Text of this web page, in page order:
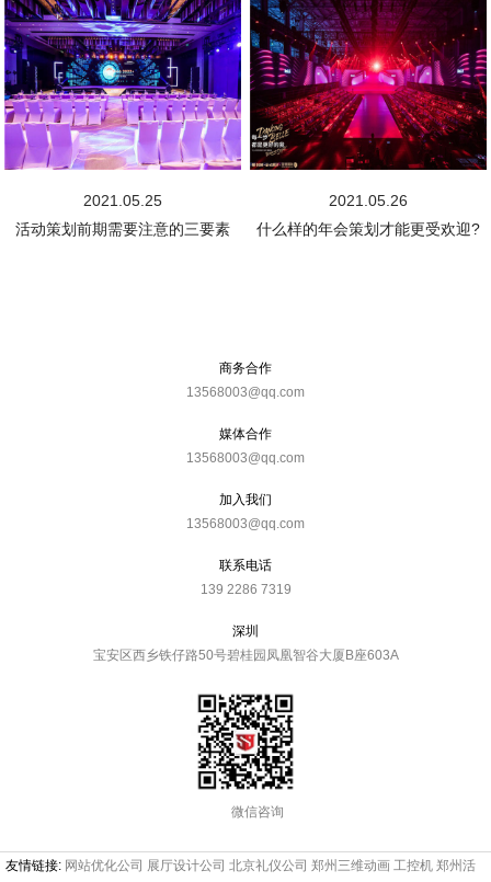
2021.05.25
活动策划前期需要注意的三要素
2021.05.26
什么样的年会策划才能更受欢迎?
商务合作
13568003@qq.com
媒体合作
13568003@qq.com
加入我们
13568003@qq.com
联系电话
139 2286 7319
深圳
宝安区西乡铁仔路50号碧桂园凤凰智谷大厦B座603A
微信咨询
友情链接: 网站优化公司 展厅设计公司 北京礼仪公司 郑州三维动画 工控机 郑州活